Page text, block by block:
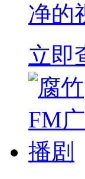
净的
立即